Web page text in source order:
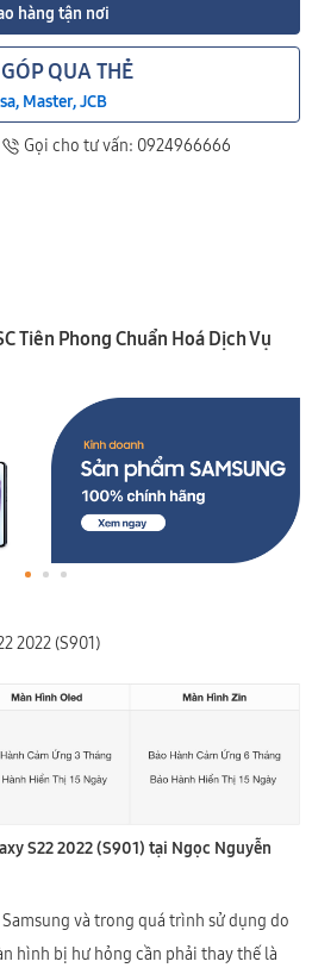
hàng tận nơi
QUA THẺ
Master, JCB
Gọi cho tư vấn: 0924966666
Tiên Phong Chuẩn Hoá Dịch Vụ
2022 (S901)
S22 2022 (S901) tại Ngọc Nguyễn
và trong quá trình sử dụng do
hình bị hư hỏng cần phải thay thế là